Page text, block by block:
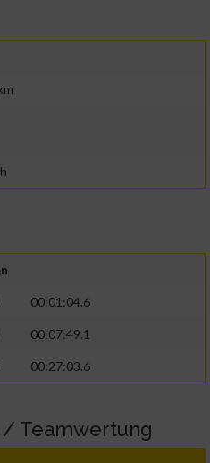
00:01:04.6
00:07:49.1
00:27:03.6
/ Teamwertung